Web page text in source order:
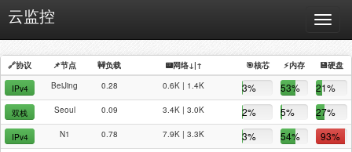
Toggle
云监控
🔗协议 📌节点 🚧负载 📟网络↓|↑ 🎯核芯 ⚡️内存 💾硬盘
IPv4 BeiJing 0.28 0.6K | 1.4K 3% 53% 21%
双栈 Seoul 0.09 3.4K | 3.0K 2% 5% 27%
IPv4 N1 0.78 7.9K | 3.3K 3% 54% 93%